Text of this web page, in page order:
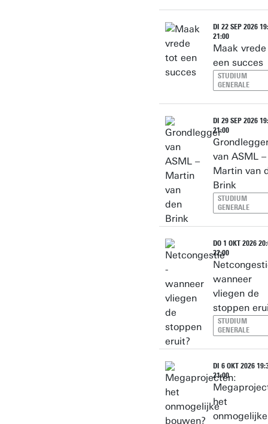
DI 22 SEP 2026
21:00
Maak
een succes
STUDIUM
GENERALE
DI 29 SEP 2026
21:00
van ASML –
Martin van
Brink
STUDIUM
GENERALE
DO 1 OKT 2026
22:00
wanneer
vliegen de
stoppen
STUDIUM
GENERALE
DI 6 OKT 2026
21:00
het
onmogelijke